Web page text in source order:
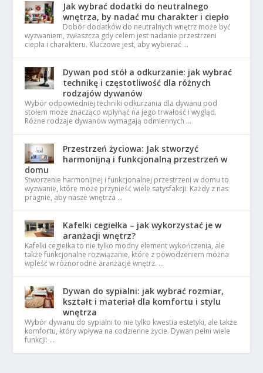
Jak wybrać dodatki do neutralnego
wnętrza, by nadać mu charakter i ciepło
Dobór dodatków do neutralnych wnętrz może być
wyzwaniem, zwłaszcza gdy celem jest nadanie przestrzeni
ciepła i charakteru. Kluczowe jest, aby wybierać …
Dywan pod stół a odkurzanie: jak wybrać
technikę i częstotliwość dla różnych
rodzajów dywanów
Wybór odpowiedniej techniki odkurzania dla dywanu pod
stołem może znacząco wpłynąć na jego trwałość i wygląd.
Różne rodzaje dywanów wymagają odmiennych …
Przestrzeń życiowa: Jak stworzyć
harmonijną i funkcjonalną przestrzeń w
domu
Stworzenie harmonijnej i funkcjonalnej przestrzeni w domu to
wyzwanie, które może przynieść wiele satysfakcji. Każdy z nas
pragnie, aby nasze wnętrza …
Kafelki cegiełka – jak wykorzystać je w
aranżacji wnętrz?
Kafelki cegiełka to nie tylko modny element wykończenia, ale
także funkcjonalne rozwiązanie, które z powodzeniem można
wpleść w różnorodne aranżacje wnętrz. …
Dywan do sypialni: jak wybrać rozmiar,
kształt i materiał dla komfortu i stylu
wnętrza
Wybór dywanu do sypialni to nie tylko kwestia estetyki, ale także
komfortu, który wpływa na codzienne życie. Dywan pełni wiele
funkcji: …